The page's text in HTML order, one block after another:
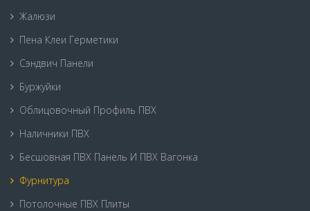
Жалюзи
Пена Клеи Герметики
Сэндвич Панели
Буржуйки
Облицовочный Профиль ПВХ
Наличники ПВХ
Бесшовная ПВХ Панель И ПВХ Вагонка
Фурнитура
Потолочные ПВХ Плиты